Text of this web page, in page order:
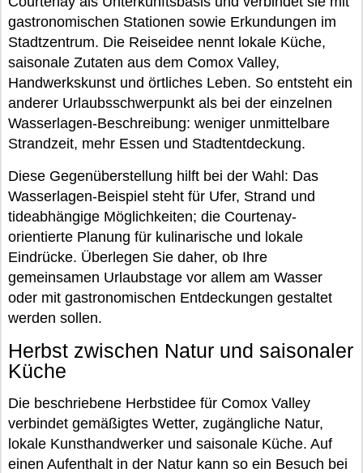
gastronomischen Stationen sowie Erkundungen im
Stadtzentrum. Die Reiseidee nennt lokale Küche,
saisonale Zutaten aus dem Comox Valley,
Handwerkskunst und örtliches Leben. So entsteht ein
anderer Urlaubsschwerpunkt als bei der einzelnen
Wasserlagen-Beschreibung: weniger unmittelbare
Strandzeit, mehr Essen und Stadtentdeckung.
Diese Gegenüberstellung hilft bei der Wahl: Das
Wasserlagen-Beispiel steht für Ufer, Strand und
tideabhängige Möglichkeiten; die Courtenay-
orientierte Planung für kulinarische und lokale
Eindrücke. Überlegen Sie daher, ob Ihre
gemeinsamen Urlaubstage vor allem am Wasser
oder mit gastronomischen Entdeckungen gestaltet
werden sollen.
Herbst zwischen Natur und saisonaler
Küche
Die beschriebene Herbstidee für Comox Valley
verbindet gemäßigtes Wetter, zugängliche Natur,
lokale Kunsthandwerker und saisonale Küche. Auf
einen Aufenthalt in der Natur kann so ein Besuch bei